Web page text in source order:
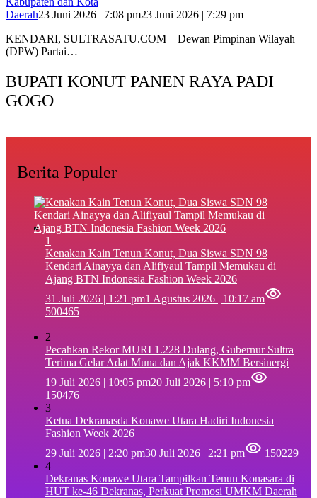
Daerah23 Juni 2026 | 7:08 pm23 Juni 2026 | 7:29 pm
KENDARI, SULTRASATU.COM – Dewan Pimpinan Wilayah
(DPW) Partai…
BUPATI KONUT PANEN RAYA PADI
GOGO
Berita Populer
1
‎Kenakan Kain Tenun Konut, Dua Siswa SDN 98
Kendari Ainayya dan Alifiyaul Tampil Memukau di
Ajang BTN Indonesia Fashion Week 2026
31 Juli 2026 | 1:21 pm1 Agustus 2026 | 10:17 am
500465
2
Pecahkan Rekor MURI 1.228 Dulang, Gubernur Sultra
Terima Gelar Adat Muna dan Ajak KKMM Bersinergi
19 Juli 2026 | 10:05 pm20 Juli 2026 | 5:10 pm
150476
3
Ketua Dekranasda Konawe Utara Hadiri Indonesia
Fashion Week 2026
29 Juli 2026 | 2:20 pm30 Juli 2026 | 2:21 pm
150229
4
Dekranas Konawe Utara Tampilkan Tenun Konasara di
HUT ke-46 Dekranas, Perkuat Promosi UMKM Daerah